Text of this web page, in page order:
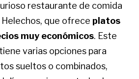
restaurante de comida
que ofrece platos
muy económicos. Este
varias opciones para
sueltos o combinados,